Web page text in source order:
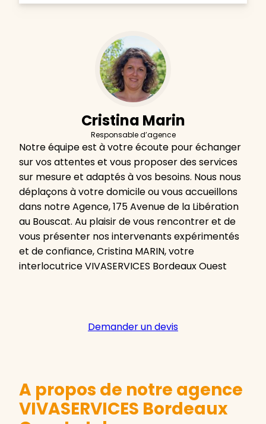
Cristina Marin
Responsable d’agence
Notre équipe est à votre écoute pour échanger
sur vos attentes et vous proposer des services
sur mesure et adaptés à vos besoins. Nous nous
déplaçons à votre domicile ou vous accueillons
dans notre Agence, 175 Avenue de la Libération
au Bouscat. Au plaisir de vous rencontrer et de
vous présenter nos intervenants expérimentés
et de confiance, Cristina MARIN, votre
interlocutrice VIVASERVICES Bordeaux Ouest
Demander un devis
A propos de notre agence
VIVASERVICES Bordeaux